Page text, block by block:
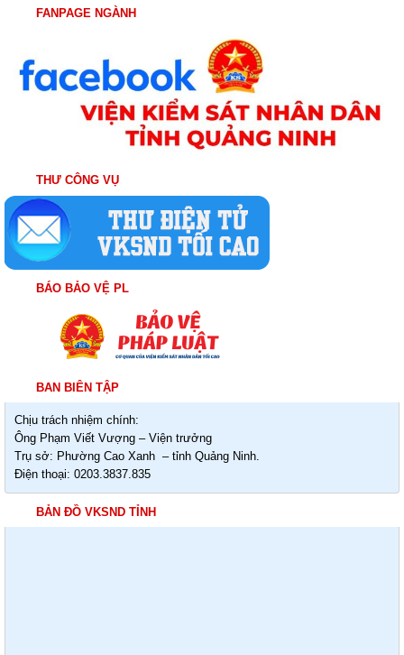
FANPAGE NGÀNH
THƯ CÔNG VỤ
BÁO BẢO VỆ PL
BAN BIÊN TẬP
Chịu trách nhiệm chính:
Ông Phạm Viết Vượng – Viện trưởng
Trụ sở: Phường Cao Xanh – tỉnh Quảng Ninh.
Điện thoại: 0203.3837.835
BẢN ĐỒ VKSND TỈNH